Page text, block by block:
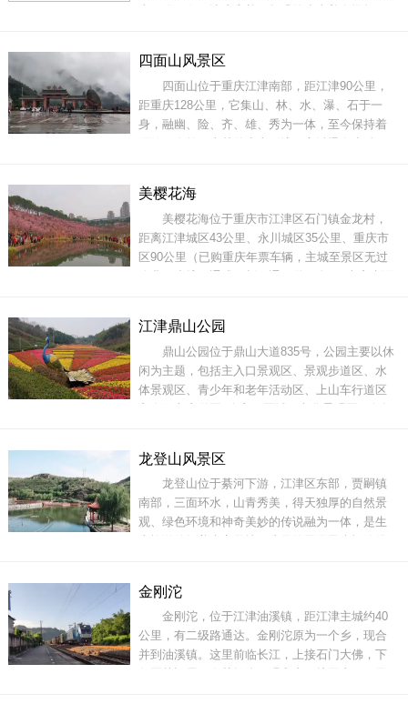
山觅食的时间比较规律，一天之内有两个觅食时
间段：上午9:00—11:00，下午2：00—4:00。在
这两个
四面山风景区
四面山位于重庆江津南部，距江津90公里，
距重庆128公里，它集山、林、水、瀑、石于一
身，融幽、险、齐、雄、秀为一体，至今保持着
化、爱情文化”五大特色构成了形态丰富、相互联
系、相互依存、独具特色的资源体系。四面山有
东、西部
美樱花海
美樱花海位于重庆市江津区石门镇金龙村，
距离江津城区43公里、永川城区35公里、重庆市
区90公里（已购重庆年票车辆，主城至景区无过
地形成特色旅游线路。景区以赏稀有的牡丹樱花
为主，将樱花美景和娱乐赏玩相结合，能让老年
人品味
江津鼎山公园
鼎山公园位于鼎山大道835号，公园主要以休
闲为主题，包括主入口景观区、景观步道区、水
体景观区、青少年和老年活动区、上山车行道区
和自行车赛道区6个主要区域，文化景观区，包括
门球场、攀岩等运动场地。“这里依山傍水，环境
清幽，健身设施齐全，是天然绿色氧吧，另外，
重庆
龙登山风景区
龙登山位于綦河下游，江津区东部，贾嗣镇
南部，三面环水，山青秀美，得天独厚的自然景
观、绿色环境和神奇美妙的传说融为一体，是生
朋友可一边登山健身，一边欣赏人文自然风光。
相传，宋太祖赵匡胤登临过此山，曾是明太祖朱
元璋皇帝避难
金刚沱
金刚沱，位于江津油溪镇，距江津主城约40
公里，有二级路通达。金刚沱原为一个乡，现合
并到油溪镇。这里前临长江，上接石门大佛，下